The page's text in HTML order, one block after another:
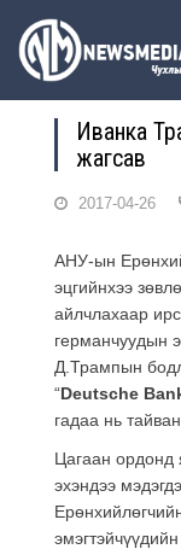
Иванка
жагсав
2017-04-26
АНУ-ын
эцгийнхээ
айлчлахаар
германчуудын
Д.Трампын
“Deutsche
гадаа нь
Цагаан ордонд
эхэндээ